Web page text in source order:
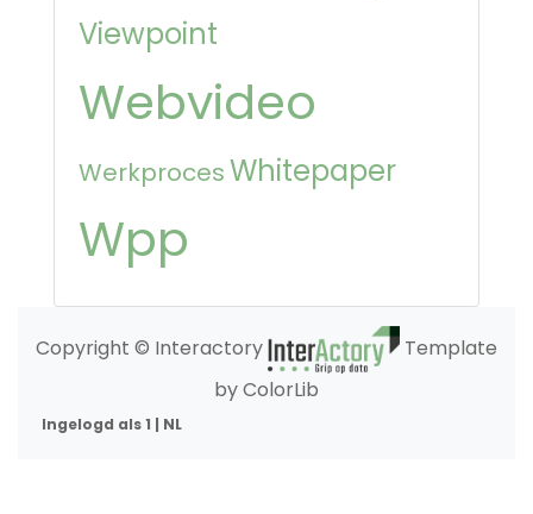
Viewpoint
Webvideo
WerkprocesWhitepaper
Wpp
Copyright © Interactory
Template
by ColorLib
Ingelogd als 1 | NL